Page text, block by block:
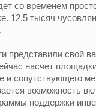
со временем
12,5 тысяч
представили свой
насчет
сопутствующего
возможность
поддержки